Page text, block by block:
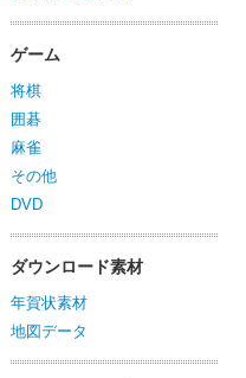
ゲーム
将棋
囲碁
麻雀
その他
DVD
ダウンロード素材
年賀状素材
地図データ